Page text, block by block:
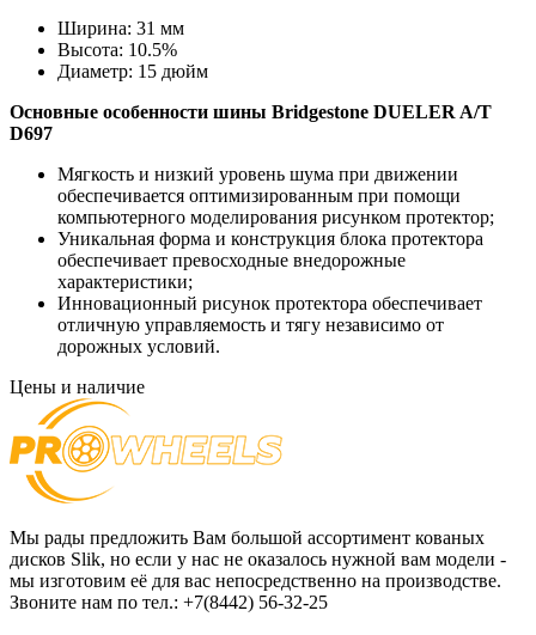
Ширина: 31 мм
Высота: 10.5%
Диаметр: 15 дюйм
Основные особенности шины Bridgestone DUELER A/T
D697
Мягкость и низкий уровень шума при движении
обеспечивается оптимизированным при помощи
компьютерного моделирования рисунком протектор;
Уникальная форма и конструкция блока протектора
обеспечивает превосходные внедорожные
характеристики;
Инновационный рисунок протектора обеспечивает
отличную управляемость и тягу независимо от
дорожных условий.
Цены и наличие
Мы рады предложить Вам большой ассортимент кованых
дисков Slik, но если у нас не оказалось нужной вам модели -
мы изготовим её для вас непосредственно на производстве.
Звоните нам по тел.: +7(8442) 56-32-25